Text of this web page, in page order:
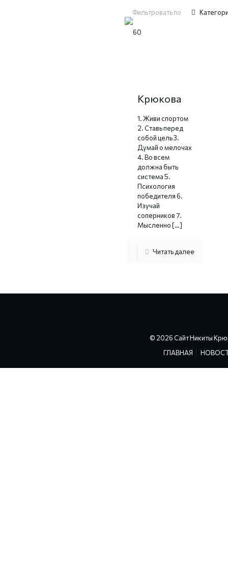
Фильтровать по
Крюкова
1. Живи спортом
2. Ставь перед
собой цель 3.
Думай о мелочах
4. Во всем
должна быть
система 5.
Психология
победителя 6.
Изучай
соперников 7.
Мысленно[…]
Читать далее
© 2026 Сайт Никиты
ГЛАВНАЯ